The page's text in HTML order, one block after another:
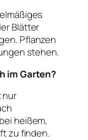
Blätter
Pflanzen
stehen.
im Garten?
nur
heißem,
zu finden.